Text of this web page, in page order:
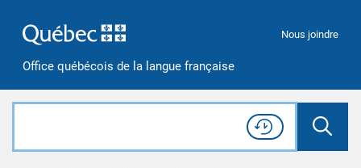
Office québécois de la langue française
Nous joindre
Rechercher dans tout le site
Lancer
Consulter l'
Historique
de recherche